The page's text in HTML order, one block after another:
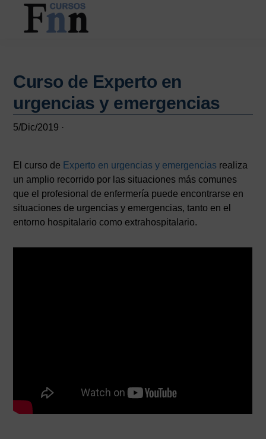
Saltar
contenido
Saltar
principal
online
Curso de Experto en
urgencias y emergencias
5/Dic/2019 ·
El curso de Experto en urgencias y emergencias realiza
un amplio recorrido por las situaciones más comunes
que el profesional de enfermería puede encontrarse en
situaciones de urgencias y emergencias, tanto en el
entorno hospitalario como extrahospitalario.